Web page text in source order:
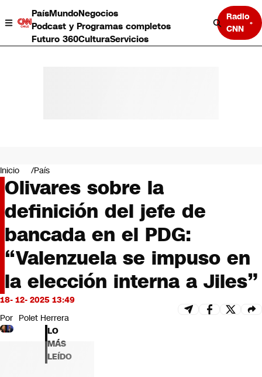
PaísMundoNegocios
Podcast y Programas completos
Futuro 360CulturaServicios
Radio
CNN
Negocios
Deportes
Programas completos
Cultura
Servicios
Bits
CNN tiempo
Futuro 360
Opinión
Inicio País
Olivares sobre la
definición del jefe de
bancada en el PDG:
“Valenzuela se impuso en
la elección interna a Jiles”
18- 12- 2025 13:49
Por Polet Herrera
LO
MÁS
LEÍDO